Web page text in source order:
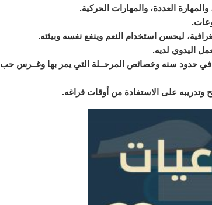
العددة، والمهارات الحركية.
ليحسن استخدام النعم وينفع نفسه وبيئته.
اليدوي لديه.
في حدود سنه وخصائص المرحــلة التي يمر بها وغــرس حب
وتدريبه على الاستفادة من أوقات فراغه.